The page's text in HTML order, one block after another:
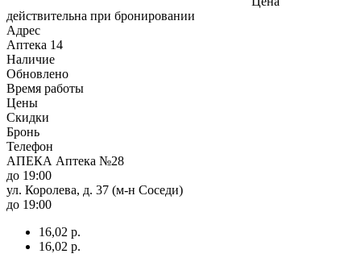
действительна при бронировании
Адрес
Аптека 14
Наличие
Обновлено
Время работы
Цены
Скидки
Бронь
Телефон
АПЕКА Аптека №28
до 19:00
ул. Королева, д. 37 (м-н Соседи)
до 19:00
16,02 р.
16,02 р.